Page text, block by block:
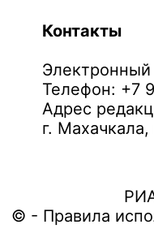
Контакты
Электронный
Телефон: +7
Адрес
г.
© - Правила